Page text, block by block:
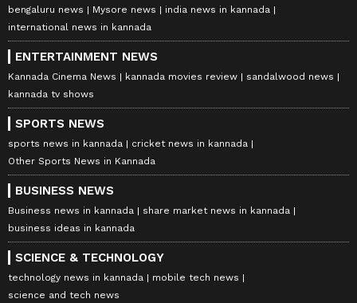
bengaluru news
Mysore news
india news in kannada
international news in kannada
ENTERTAINMENT NEWS
Kannada Cinema News kannada movies review
sandalwood news
kannada tv shows
SPORTS NEWS
sports news in kannada
cricket news in kannada
Other Sports News in Kannada
BUSINESS NEWS
Business news in kannada
share market news in kannada
business ideas in kannada
SCIENCE & TECHNOLOGY
technology news in kannada
mobile tech news
science and tech news